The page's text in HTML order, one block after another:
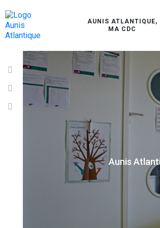
AUNIS ATLANTIQUE,
MA CDC
Aunis